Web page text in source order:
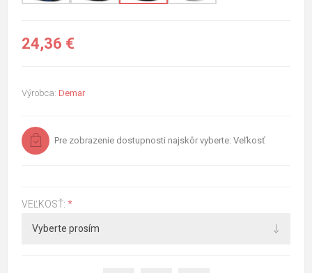
24,36 €
Výrobca: Demar
Pre zobrazenie dostupnosti najskôr vyberte: Veľkosť
VEĽKOSŤ: *